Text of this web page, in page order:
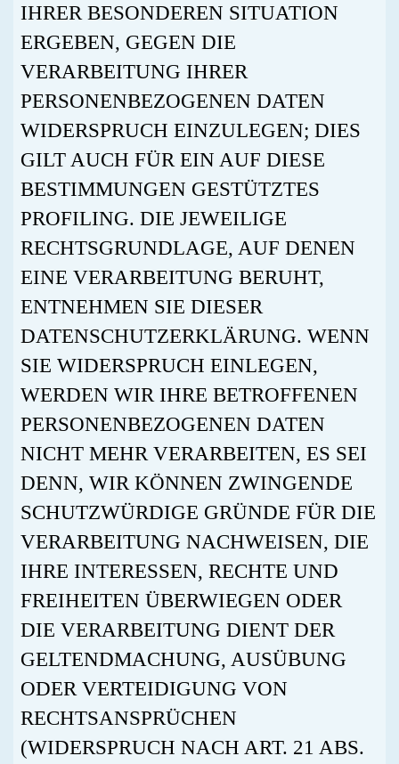
IHRER BESONDEREN SITUATION
ERGEBEN, GEGEN DIE
VERARBEITUNG IHRER
PERSONENBEZOGENEN DATEN
WIDERSPRUCH EINZULEGEN; DIES
GILT AUCH FÜR EIN AUF DIESE
BESTIMMUNGEN GESTÜTZTES
PROFILING. DIE JEWEILIGE
RECHTSGRUNDLAGE, AUF DENEN
EINE VERARBEITUNG BERUHT,
ENTNEHMEN SIE DIESER
DATENSCHUTZERKLÄRUNG. WENN
SIE WIDERSPRUCH EINLEGEN,
WERDEN WIR IHRE BETROFFENEN
PERSONENBEZOGENEN DATEN
NICHT MEHR VERARBEITEN, ES SEI
DENN, WIR KÖNNEN ZWINGENDE
SCHUTZWÜRDIGE GRÜNDE FÜR DIE
VERARBEITUNG NACHWEISEN, DIE
IHRE INTERESSEN, RECHTE UND
FREIHEITEN ÜBERWIEGEN ODER
DIE VERARBEITUNG DIENT DER
GELTENDMACHUNG, AUSÜBUNG
ODER VERTEIDIGUNG VON
RECHTSANSPRÜCHEN
(WIDERSPRUCH NACH ART. 21 ABS.